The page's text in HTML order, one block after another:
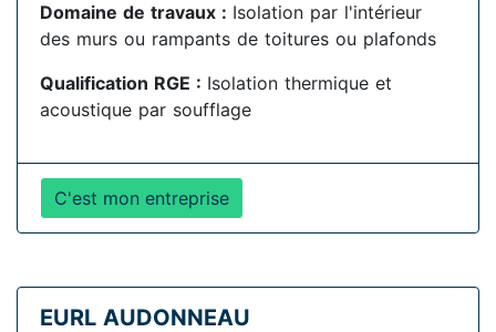
Domaine de travaux : Isolation par l'intérieur
des murs ou rampants de toitures ou plafonds
Qualification RGE : Isolation thermique et
acoustique par soufflage
C'est mon entreprise
EURL AUDONNEAU